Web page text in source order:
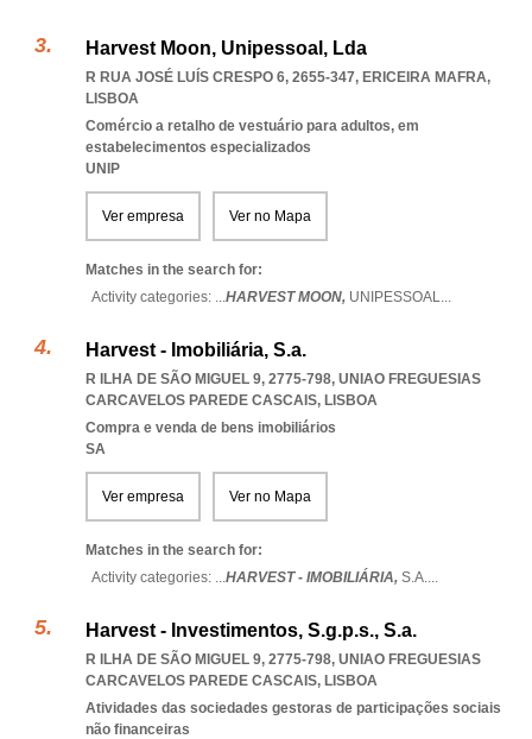
Harvest Moon, Unipessoal, Lda
R RUA JOSÉ LUÍS CRESPO 6, 2655-347, ERICEIRA MAFRA,
LISBOA
Comércio a retalho de vestuário para adultos, em
estabelecimentos especializados
UNIP
Ver empresa Ver no Mapa
Matches in the search for:
Activity categories: ...HARVEST MOON, UNIPESSOAL...
Harvest - Imobiliária, S.a.
R ILHA DE SÃO MIGUEL 9, 2775-798, UNIAO FREGUESIAS
CARCAVELOS PAREDE CASCAIS, LISBOA
Compra e venda de bens imobiliários
SA
Ver empresa Ver no Mapa
Matches in the search for:
Activity categories: ...HARVEST - IMOBILIÁRIA, S.A....
Harvest - Investimentos, S.g.p.s., S.a.
R ILHA DE SÃO MIGUEL 9, 2775-798, UNIAO FREGUESIAS
CARCAVELOS PAREDE CASCAIS, LISBOA
Atividades das sociedades gestoras de participações sociais
não financeiras